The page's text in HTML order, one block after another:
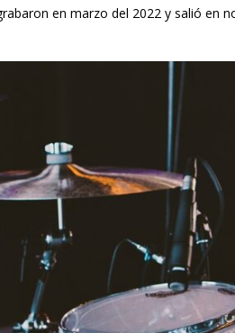
en marzo del 2022 y salió en